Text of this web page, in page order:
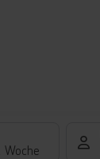
Woche